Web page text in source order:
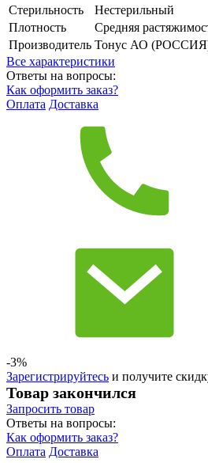
Стерильность
Нестерильный
Плотность
Средняя
Производитель Тонус АО
Все характеристики
Ответы на вопросы:
Как оформить заказ?
Оплата Доставка
-3%
Зарегистрируйтесь и получите
Товар закончился
Запросить товар
Ответы на вопросы:
Как оформить заказ?
Оплата Доставка